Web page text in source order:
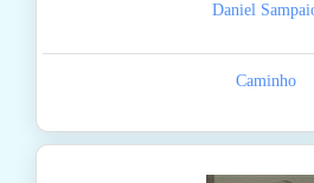
Daniel
Caminho